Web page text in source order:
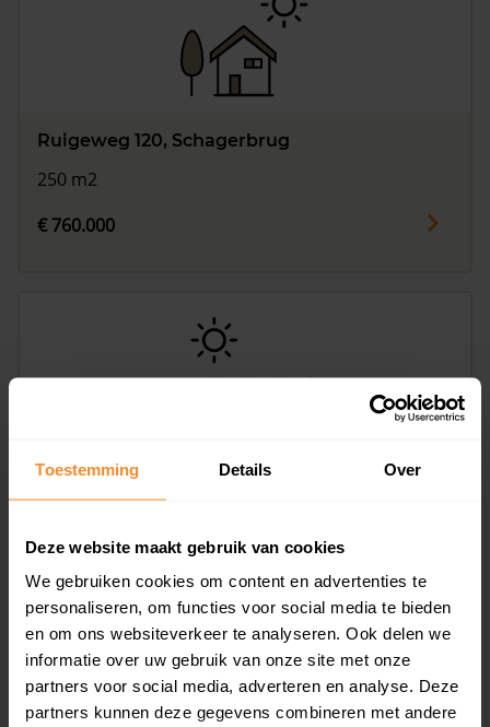
Toestemming Details Over
Deze website maakt gebruik van cookies
We gebruiken cookies om content en advertenties te
personaliseren, om functies voor social media te bieden
en om ons websiteverkeer te analyseren. Ook delen we
informatie over uw gebruik van onze site met onze
partners voor social media, adverteren en analyse. Deze
partners kunnen deze gegevens combineren met andere
Ruigeweg 120, Schagerbrug
250 m2
€ 760.000
Grote Sloot 349, Schagerbrug